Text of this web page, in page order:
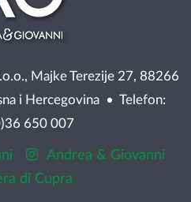
Majke Terezije 27, 88266
i Hercegovina • Telefon:
650 007
Andrea & Giovanni
di Cupra